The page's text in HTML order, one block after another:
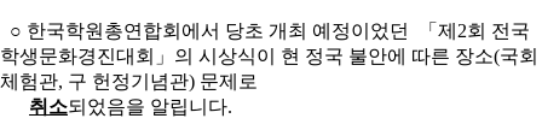
○ 한국학원총연합회에서 당초 개최 예정이었던 「제2회 전국
학생문화경진대회」의 시상식이 현 정국 불안에 따른 장소(국회
체험관, 구 헌정기념관) 문제로
취소되었음을 알립니다.